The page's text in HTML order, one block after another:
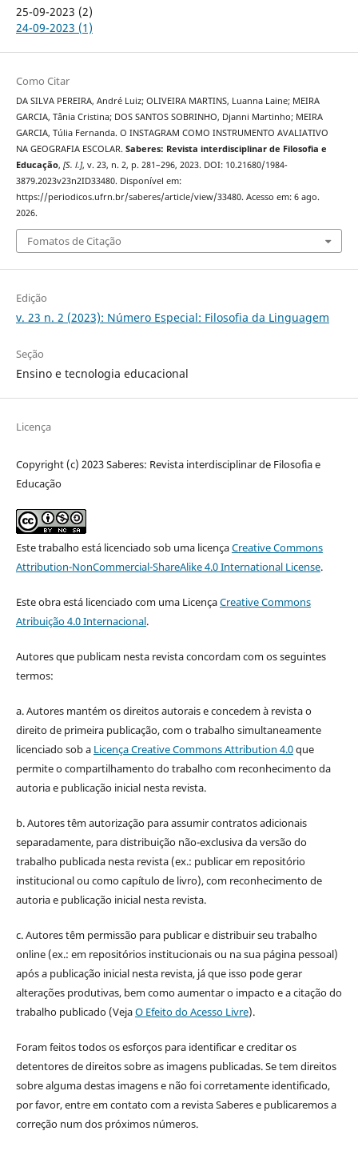
25-09-2023 (2)
24-09-2023 (1)
Como Citar
DA SILVA PEREIRA, André Luiz; OLIVEIRA MARTINS, Luanna Laine; MEIRA
GARCIA, Tânia Cristina; DOS SANTOS SOBRINHO, Djanni Martinho; MEIRA
GARCIA, Túlia Fernanda. O INSTAGRAM COMO INSTRUMENTO AVALIATIVO
NA GEOGRAFIA ESCOLAR. Saberes: Revista interdisciplinar de Filosofia e
Educação, [S. l.], v. 23, n. 2, p. 281–296, 2023. DOI: 10.21680/1984-
3879.2023v23n2ID33480. Disponível em:
https://periodicos.ufrn.br/saberes/article/view/33480. Acesso em: 6 ago.
2026.
Fomatos de Citação
Edição
v. 23 n. 2 (2023): Número Especial: Filosofia da Linguagem
Seção
Ensino e tecnologia educacional
Licença
Copyright (c) 2023 Saberes: Revista interdisciplinar de Filosofia e
Educação
Este trabalho está licenciado sob uma licençaCreative Commons
Attribution-NonCommercial-ShareAlike 4.0 International License.
Este obra está licenciado com uma LicençaCreative Commons
Atribuição 4.0 Internacional.
Autores que publicam nesta revista concordam com os seguintes
termos:
a. Autores mantém os direitos autorais e concedem à revista o
direito de primeira publicação, com o trabalho simultaneamente
licenciado sob a Licença Creative Commons Attribution 4.0que
permite o compartilhamento do trabalho com reconhecimento da
autoria e publicação inicial nesta revista.
b. Autores têm autorização para assumir contratos adicionais
separadamente, para distribuição não-exclusiva da versão do
trabalho publicada nesta revista (ex.: publicar em repositório
institucional ou como capítulo de livro), com reconhecimento de
autoria e publicação inicial nesta revista.
c. Autores têm permissão para publicar e distribuir seu trabalho
online (ex.: em repositórios institucionais ou na sua página pessoal)
após a publicação inicial nesta revista, já que isso pode gerar
alterações produtivas, bem como aumentar o impacto e a citação do
trabalho publicado (VejaO Efeito do Acesso Livre).
Foram feitos todos os esforços para identificar e creditar os
detentores de direitos sobre as imagens publicadas. Se tem direitos
sobre alguma destas imagens e não foi corretamente identificado,
por favor, entre em contato com a revista Saberes e publicaremos a
correção num dos próximos números.